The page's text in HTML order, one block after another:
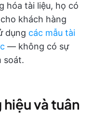
hóa tài liệu, họ có
khách hàng
dụng các mẫu tài
— không có sự
soát.
và tuân